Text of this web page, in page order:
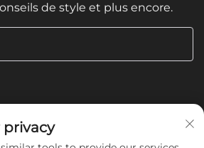
de style et plus encore.
privacy